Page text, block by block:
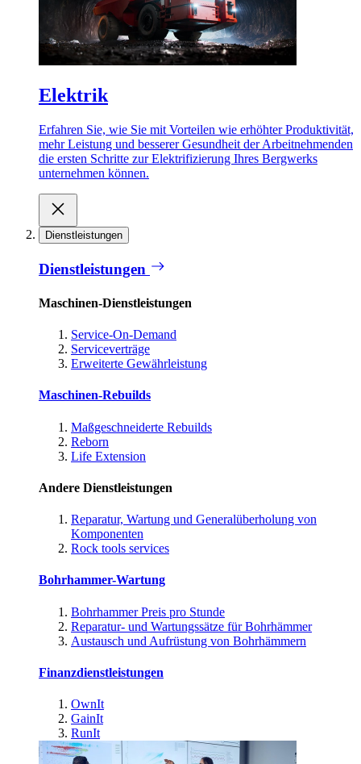
Elektrik
Erfahren Sie, wie Sie mit Vorteilen wie erhöhter Produktivität,
mehr Leistung und besserer Gesundheit der Arbeitnehmenden
die ersten Schritte zur Elektrifizierung Ihres Bergwerks
unternehmen können.
Dienstleistungen
Dienstleistungen
Maschinen-Dienstleistungen
Service-On-Demand
Serviceverträge
Erweiterte Gewährleistung
Maschinen-Rebuilds
Maßgeschneiderte Rebuilds
Reborn
Life Extension
Andere Dienstleistungen
Reparatur, Wartung und Generalüberholung von
Komponenten
Rock tools services
Bohrhammer-Wartung
Bohrhammer Preis pro Stunde
Reparatur- und Wartungssätze für Bohrhämmer
Austausch und Aufrüstung von Bohrhämmern
Finanzdienstleistungen
OwnIt
GainIt
RunIt